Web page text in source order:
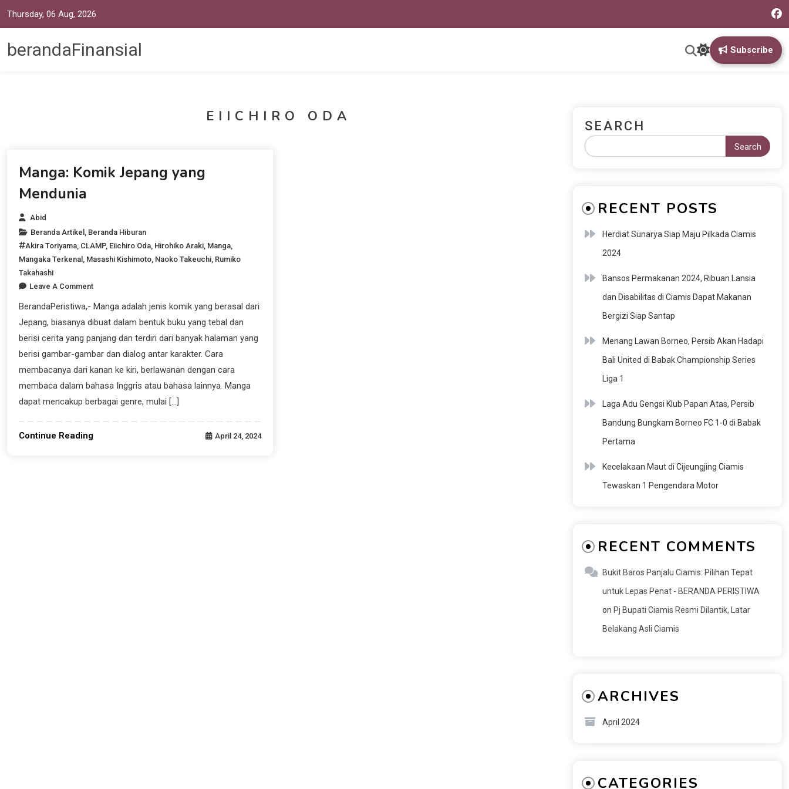
Thursday, 06 Aug, 2026
berandaFinansial Subscribe
EIICHIRO ODA
Manga: Komik Jepang yang
Mendunia
Abid
Beranda Artikel , Beranda Hiburan
Akira Toriyama, CLAMP, Eiichiro Oda, Hirohiko Araki, Manga,
Mangaka Terkenal , Masashi Kishimoto, Naoko Takeuchi, Rumiko
Takahashi
Leave A Comment
BerandaPeristiwa,- Manga adalah jenis komik yang berasal dari
Jepang, biasanya dibuat dalam bentuk buku yang tebal dan
berisi cerita yang panjang dan terdiri dari banyak halaman yang
berisi gambar-gambar dan dialog antar karakter. Cara
membacanya dari kanan ke kiri, berlawanan dengan cara
membaca dalam bahasa Inggris atau bahasa lainnya. Manga
dapat mencakup berbagai genre, mulai […]
Continue Reading April 24, 2024
SEARCH
Search
RECENT POSTS
Herdiat Sunarya Siap Maju Pilkada Ciamis
2024
Bansos Permakanan 2024, Ribuan Lansia
dan Disabilitas di Ciamis Dapat Makanan
Bergizi Siap Santap
Menang Lawan Borneo, Persib Akan Hadapi
Bali United di Babak Championship Series
Liga 1
Laga Adu Gengsi Klub Papan Atas, Persib
Bandung Bungkam Borneo FC 1-0 di Babak
Pertama
Kecelakaan Maut di Cijeungjing Ciamis
Tewaskan 1 Pengendara Motor
RECENT COMMENTS
Bukit Baros Panjalu Ciamis: Pilihan Tepat
untuk Lepas Penat - BERANDA PERISTIWA
on Pj Bupati Ciamis Resmi Dilantik, Latar
Belakang Asli Ciamis
ARCHIVES
April 2024
CATEGORIES